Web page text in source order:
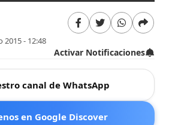
2015 - 12:48
Activar Notificaciones
canal de WhatsApp
en Google Discover